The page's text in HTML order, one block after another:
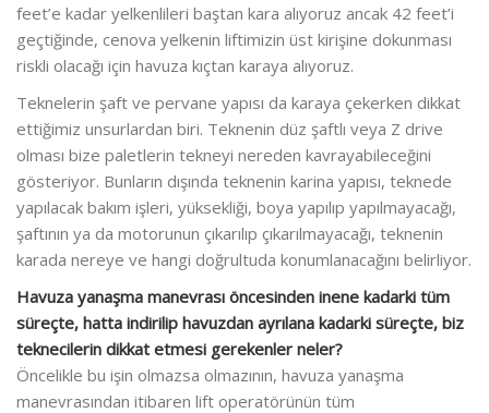
feet’e kadar yelkenlileri baştan kara alıyoruz ancak 42 feet’i
geçtiğinde, cenova yelkenin liftimizin üst kirişine dokunması
riskli olacağı için havuza kıçtan karaya alıyoruz.
Teknelerin şaft ve pervane yapısı da karaya çekerken dikkat
ettiğimiz unsurlardan biri. Teknenin düz şaftlı veya Z drive
olması bize paletlerin tekneyi nereden kavrayabileceğini
gösteriyor. Bunların dışında teknenin karina yapısı, teknede
yapılacak bakım işleri, yüksekliği, boya yapılıp yapılmayacağı,
şaftının ya da motorunun çıkarılıp çıkarılmayacağı, teknenin
karada nereye ve hangi doğrultuda konumlanacağını belirliyor.
Havuza yanaşma manevrası öncesinden inene kadarki tüm
süreçte, hatta indirilip havuzdan ayrılana kadarki süreçte, biz
teknecilerin dikkat etmesi gerekenler neler?
Öncelikle bu işin olmazsa olmazının, havuza yanaşma
manevrasından itibaren lift operatörünün tüm